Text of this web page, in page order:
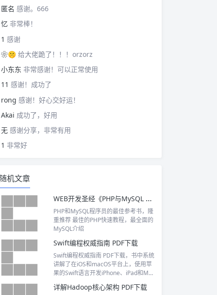
匿名 感谢。666
忆 非常棒！
1 感谢
❀🤫 给大佬跪了！！！orzorz
小东东 非常感谢！可以正常使用
11 感谢！成功了
rong 感谢！好心交好运！
Akai 成功了，好用
无 感谢分享，非常有用
1 非常好
随机文章
WEB开发圣经《PHP与MySQL WEB开发》PDF下载
PHP和MySQL程序员的最佳参考书，隆
重推荐 最佳的PHP快速教程，最全面的
MySQL介绍
Swift编程权威指南 PDF下载
Swift编程权威指南 PDF下载，书中系统
讲解了在iOS和macOS平台上，使用苹
果的Swift语言开发iPhone、iPad和Ma
详解Hadoop核心架构 PDF下载